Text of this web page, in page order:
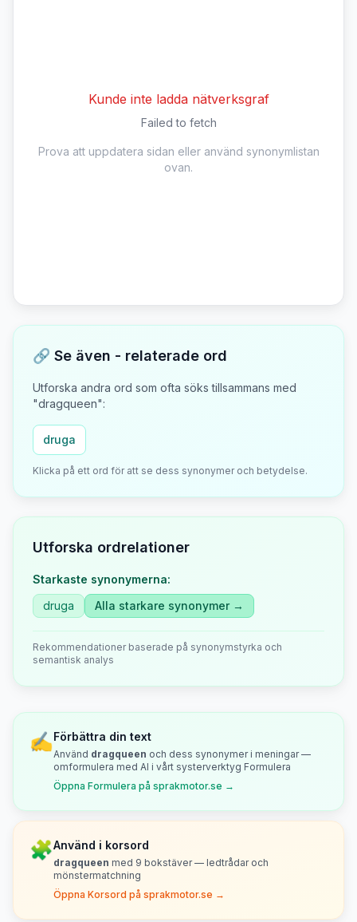
Kunde inte ladda nätverksgraf
Failed to fetch
Prova att uppdatera sidan eller använd synonymlistan
ovan.
🔗 Se även - relaterade ord
Utforska andra ord som ofta söks tillsammans med
"dragqueen":
druga
Klicka på ett ord för att se dess synonymer och betydelse.
Utforska ordrelationer
Starkaste synonymerna:
druga
Alla starkare synonymer →
Rekommendationer baserade på synonymstyrka och
semantisk analys
✍️Förbättra din text
Använd dragqueen och dess synonymer i meningar —
omformulera med AI i vårt systerverktyg Formulera
Öppna Formulera på sprakmotor.se →
🧩Använd i korsord
dragqueen med 9 bokstäver — ledtrådar och
mönstermatchning
Öppna Korsord på sprakmotor.se →